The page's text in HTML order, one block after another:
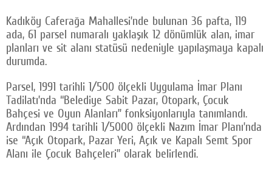
Kadıköy Caferağa Mahallesi’nde bulunan 36 pafta, 119
ada, 61 parsel numaralı yaklaşık 12 dönümlük alan, imar
planları ve sit alanı statüsü nedeniyle yapılaşmaya kapalı
durumda.
Parsel, 1991 tarihli 1/500 ölçekli Uygulama İmar Planı
Tadilatı’nda “Belediye Sabit Pazar, Otopark, Çocuk
Bahçesi ve Oyun Alanları” fonksiyonlarıyla tanımlandı.
Ardından 1994 tarihli 1/5000 ölçekli Nazım İmar Planı’nda
ise “Açık Otopark, Pazar Yeri, Açık ve Kapalı Semt Spor
Alanı ile Çocuk Bahçeleri” olarak belirlendi.